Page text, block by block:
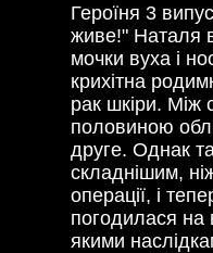
Героїня 3
живе!" Наталя
мочки вуха і
крихітна
рак шкіри. Між
половиною
друге. Однак
складнішим,
операції, і
погодилася на
якими